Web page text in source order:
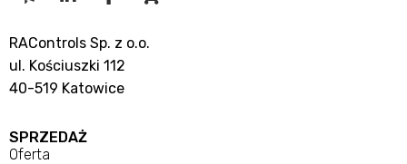
RAControls Sp. z o.o.
ul. Kościuszki 112
40-519 Katowice
SPRZEDAŻ
Oferta